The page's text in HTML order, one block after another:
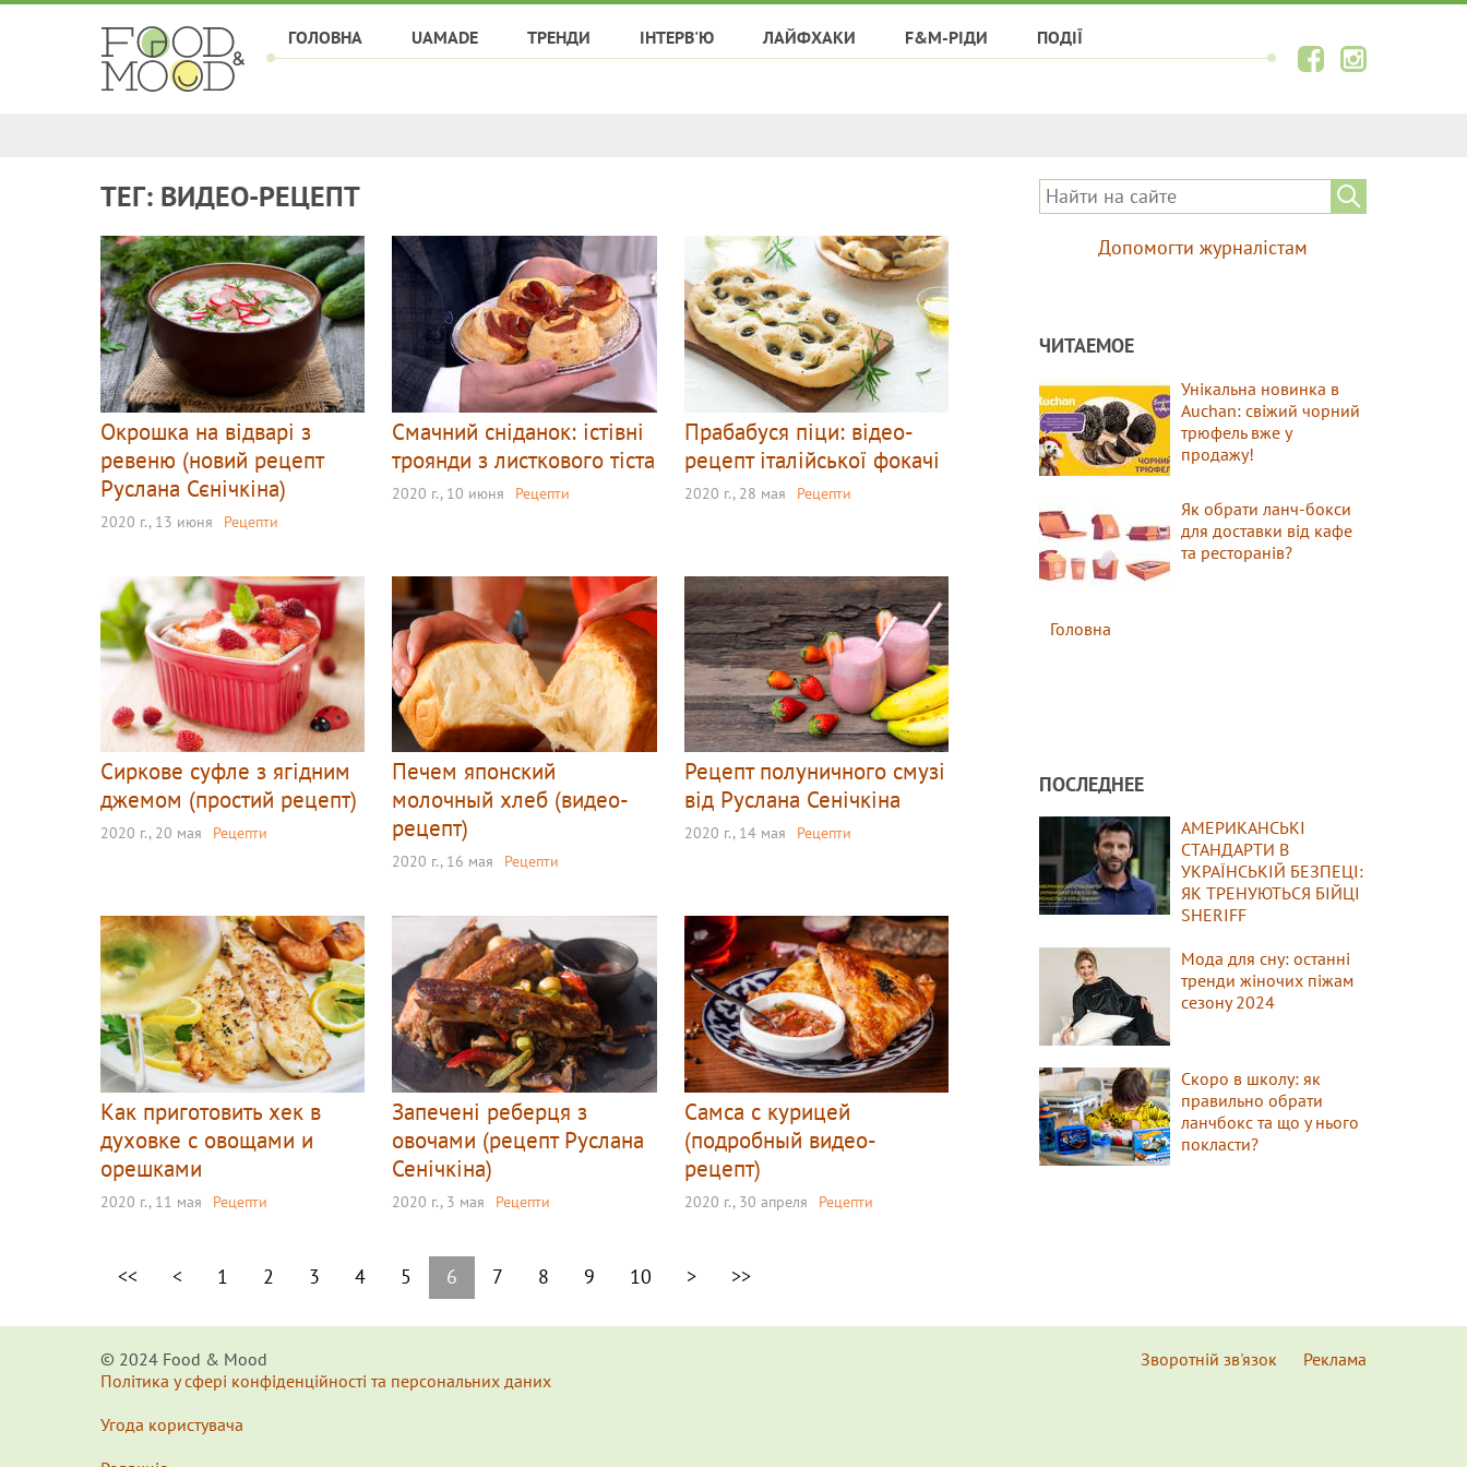
ГОЛОВНА UAMADE ТРЕНДИ ІНТЕРВ'Ю ЛАЙФХАКИ F&M-РІДИ ПОДІЇ
ТЕГ: ВИДЕО-РЕЦЕПТ
Окрошка на відварі з
ревеню (новий рецепт
Руслана Сєнічкіна)
2020 г., 13 июня Рецепти
Смачний сніданок: істівні
троянди з листкового тіста
2020 г., 10 июня Рецепти
Прабабуся піци: відео-
рецепт італійської фокачі
2020 г., 28 мая Рецепти
Сиркове суфле з ягідним
джемом (простий рецепт)
2020 г., 20 мая Рецепти
Печем японский
молочный хлеб (видео-
рецепт)
2020 г., 16 мая Рецепти
Рецепт полуничного смузі
від Руслана Сенічкіна
2020 г., 14 мая Рецепти
Как приготовить хек в
духовке с овощами и
орешками
2020 г., 11 мая Рецепти
Запечені реберця з
овочами (рецепт Руслана
Сенічкіна)
2020 г., 3 мая Рецепти
Самса с курицей
(подробный видео-
рецепт)
2020 г., 30 апреля Рецепти
<< < 1 2 3 4 5 6 7 8 9 10 > >>
Допомогти журналістам
ЧИТАЕМОЕ
Унікальна новинка в
Auchan: свіжий чорний
трюфель вже у
продажу!
Як обрати ланч-бокси
для доставки від кафе
та ресторанів?
Головна
ПОСЛЕДНЕЕ
АМЕРИКАНСЬКІ
СТАНДАРТИ В
УКРАЇНСЬКІЙ БЕЗПЕЦІ:
ЯК ТРЕНУЮТЬСЯ БІЙЦІ
SHERIFF
Мода для сну: останні
тренди жіночих піжам
сезону 2024
Скоро в школу: як
правильно обрати
ланчбокс та що у нього
покласти?
© 2024 Food & Мood
Політика у сфері конфіденційності та персональних даних
Угода користувача
Зворотній зв'язок Реклама